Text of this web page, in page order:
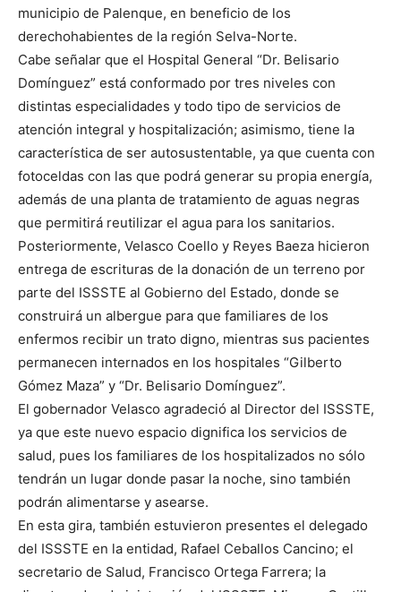
municipio de Palenque, en beneficio de los
derechohabientes de la región Selva-Norte.
Cabe señalar que el Hospital General “Dr. Belisario
Domínguez” está conformado por tres niveles con
distintas especialidades y todo tipo de servicios de
atención integral y hospitalización; asimismo, tiene la
característica de ser autosustentable, ya que cuenta con
fotoceldas con las que podrá generar su propia energía,
además de una planta de tratamiento de aguas negras
que permitirá reutilizar el agua para los sanitarios.
Posteriormente, Velasco Coello y Reyes Baeza hicieron
entrega de escrituras de la donación de un terreno por
parte del ISSSTE al Gobierno del Estado, donde se
construirá un albergue para que familiares de los
enfermos recibir un trato digno, mientras sus pacientes
permanecen internados en los hospitales “Gilberto
Gómez Maza” y “Dr. Belisario Domínguez”.
El gobernador Velasco agradeció al Director del ISSSTE,
ya que este nuevo espacio dignifica los servicios de
salud, pues los familiares de los hospitalizados no sólo
tendrán un lugar donde pasar la noche, sino también
podrán alimentarse y asearse.
En esta gira, también estuvieron presentes el delegado
del ISSSTE en la entidad, Rafael Ceballos Cancino; el
secretario de Salud, Francisco Ortega Farrera; la